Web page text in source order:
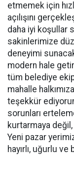
etmemek için
açılışını
daha iyi koşullar
sakinlerimize
deneyimi
modern hale
tüm belediye
mahalle
teşekkür
sorunları
kurtarmaya
Yeni pazar
hayırlı, uğurlu